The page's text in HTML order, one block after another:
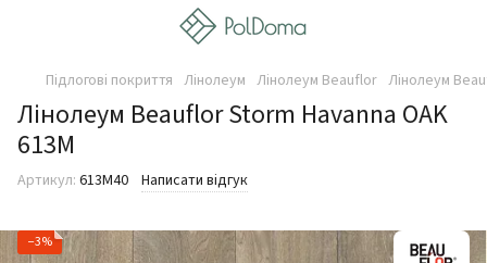
Підлогові покриття Лінолеум Лінолеум Beauflor Лінолеум
Лінолеум Beauflor Storm Havanna OAK
613M
Артикул: 613M40 Написати відгук
−3%